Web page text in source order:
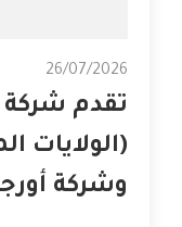
26/07/2026
تقدم شركة
(الولايات
وشركة